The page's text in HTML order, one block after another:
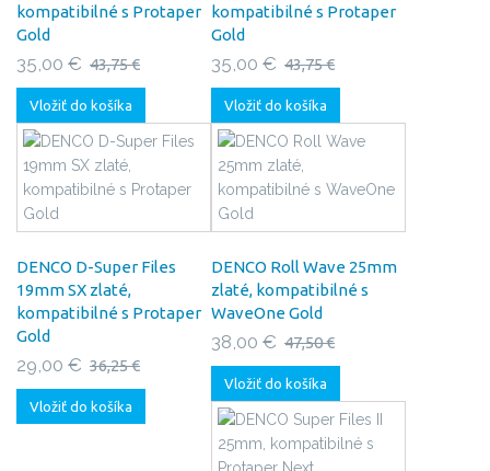
kompatibilné s Protaper
Gold
35,00 € 43,75 €
Vložiť do košíka
kompatibilné s Protaper
Gold
35,00 € 43,75 €
Vložiť do košíka
DENCO D-Super Files
19mm SX zlaté,
kompatibilné s Protaper
Gold
29,00 € 36,25 €
Vložiť do košíka
DENCO Roll Wave 25mm
zlaté, kompatibilné s
WaveOne Gold
38,00 € 47,50 €
Vložiť do košíka